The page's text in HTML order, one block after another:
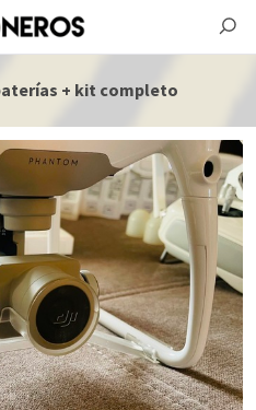
+ kit completo